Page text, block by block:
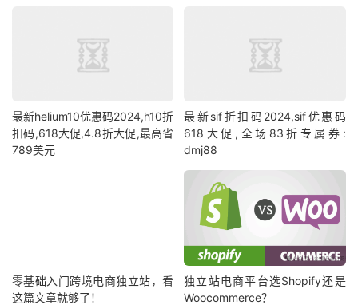
最新helium10优惠码2024,h10折
扣码,618大促,4.8折大促,最高省
789美元
最新sif折扣码2024,sif优惠码
618大促,全场83折专属券:
dmj88
零基础入门跨境电商独立站，看
这篇文章就够了！
独立站电商平台选Shopify还是
Woocommerce？